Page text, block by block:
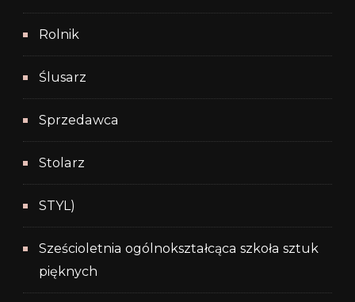
Rolnik
Ślusarz
Sprzedawca
Stolarz
STYL)
Sześcioletnia ogólnokształcąca szkoła sztuk
pięknych